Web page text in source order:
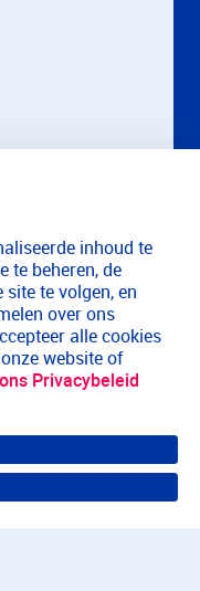
inhoud te
te beheren, de
te volgen, en
over ons
alle cookies
website of
Privacybeleid